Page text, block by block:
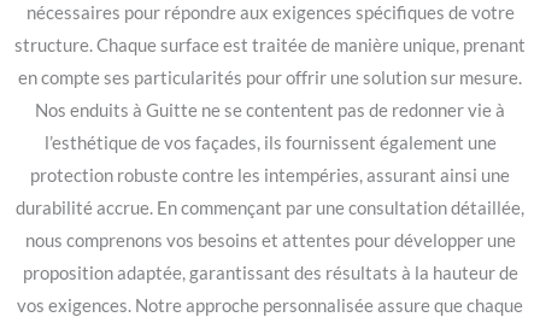
nécessaires pour répondre aux exigences spécifiques de votre
structure. Chaque surface est traitée de manière unique, prenant
en compte ses particularités pour offrir une solution sur mesure.
Nos enduits à Guitte ne se contentent pas de redonner vie à
l’esthétique de vos façades, ils fournissent également une
protection robuste contre les intempéries, assurant ainsi une
durabilité accrue. En commençant par une consultation détaillée,
nous comprenons vos besoins et attentes pour développer une
proposition adaptée, garantissant des résultats à la hauteur de
vos exigences. Notre approche personnalisée assure que chaque